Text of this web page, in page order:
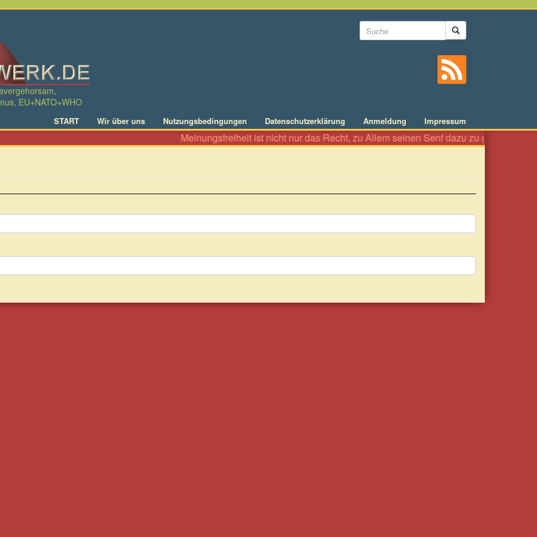
EU+NATO+WHO
Suchformular
START Wir über uns Nutzungsbedingungen Datenschutzerklärung Anmeldung Impressum
Meinungsfreiheit ist nicht nur das Recht, zu Allem seinen Senf dazu zu geben wie